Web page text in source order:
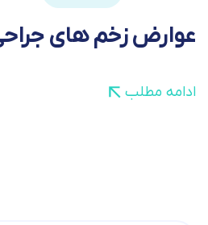
عوارض زخم های جراحی
ادامه مطلب